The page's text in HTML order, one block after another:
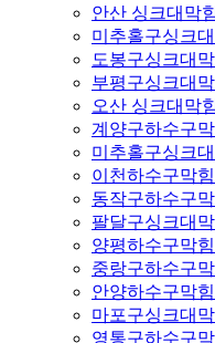
안산 싱크대막
미추홀구싱크
도봉구싱크대
부평구싱크대
오산 싱크대막
계양구하수구
미추홀구싱크
이천하수구막
동작구하수구
팔달구싱크대
양평하수구막
중랑구하수구
안양하수구막
마포구싱크대
영통구하수구